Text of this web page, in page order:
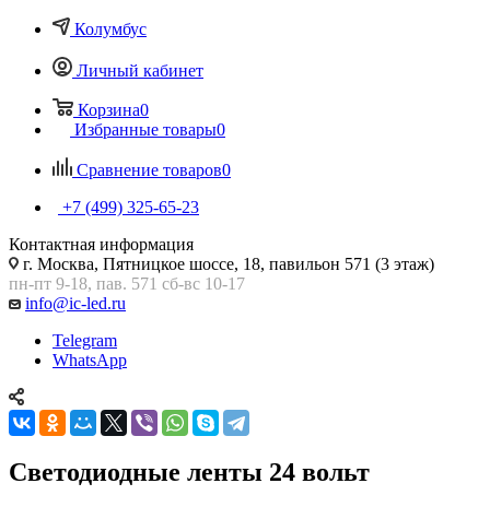
Колумбус
Личный кабинет
Корзина0
Избранные товары0
Сравнение товаров0
+7 (499) 325-65-23
Контактная информация
г. Москва, Пятницкое шоссе, 18, павильон 571 (3 этаж)
пн-пт 9-18, пав. 571 сб-вс 10-17
info@ic-led.ru
Telegram
WhatsApp
Светодиодные ленты 24 вольт